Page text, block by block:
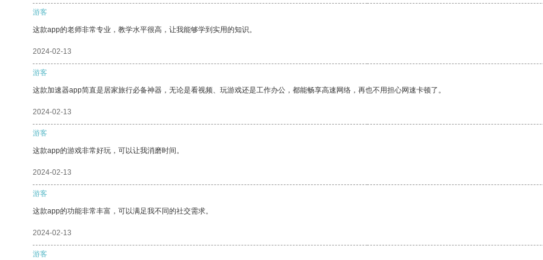
游客
这款app的老师非常专业，教学水平很高，让我能够学到实用的知识。
2024-02-13
游客
这款加速器app简直是居家旅行必备神器，无论是看视频、玩游戏还是工作办公，都能畅享高速网络，再也不用担心网速卡顿了。
2024-02-13
游客
这款app的游戏非常好玩，可以让我消磨时间。
2024-02-13
游客
这款app的功能非常丰富，可以满足我不同的社交需求。
2024-02-13
游客